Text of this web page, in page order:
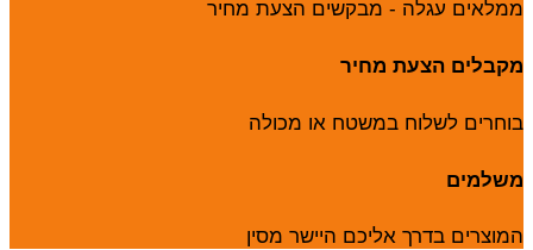
ממלאים עגלה - מבקשים הצעת מחיר
מקבלים הצעת מחיר
בוחרים לשלוח במשטח או מכולה
משלמים
המוצרים בדרך אליכם היישר מסין